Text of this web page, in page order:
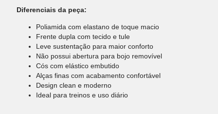
Diferenciais da peça:
Poliamida com elastano de toque macio
Frente dupla com tecido e tule
Leve sustentação para maior conforto
Não possui abertura para bojo removível
Cós com elástico embutido
Alças finas com acabamento confortável
Design clean e moderno
Ideal para treinos e uso diário